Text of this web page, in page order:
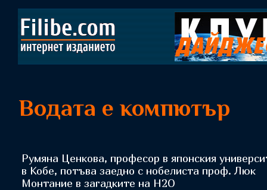
Водата е компютър
Румяна Ценкова, професор в японския
в Кобе, потъва заедно с нобелиста проф. Люк
Монтание в загадките на Н2О